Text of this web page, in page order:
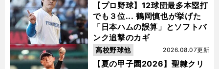
【プロ野球】12球団最多本塁打
でも３位... 鶴岡慎也が挙げた
「日本ハムの誤算」とソフトバ
ンク追撃のカギ
【夏の甲子園2026】聖隷クリ
2026.08.07更新
高校野球他